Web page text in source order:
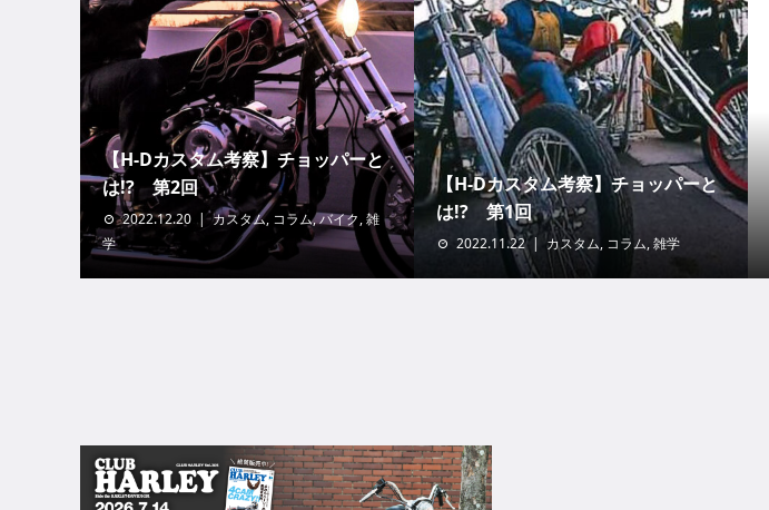
【H-Dカスタム考察】チョッパーと
は!? 第2回
2022.12.20 カスタム, コラム,バイク,雑
学
【H-Dカスタム考察】チョッパーと
は!? 第1回
2022.11.22 カスタム, コラム,雑学